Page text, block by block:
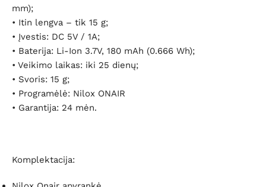
mm);
• Itin lengva – tik 15 g;
• Įvestis: DC 5V / 1A;
• Baterija: Li-Ion 3.7V, 180 mAh (0.666 Wh);
• Veikimo laikas: iki 25 dienų;
• Svoris: 15 g;
• Programėlė: Nilox ONAIR
• Garantija: 24 mėn.
Komplektacija: